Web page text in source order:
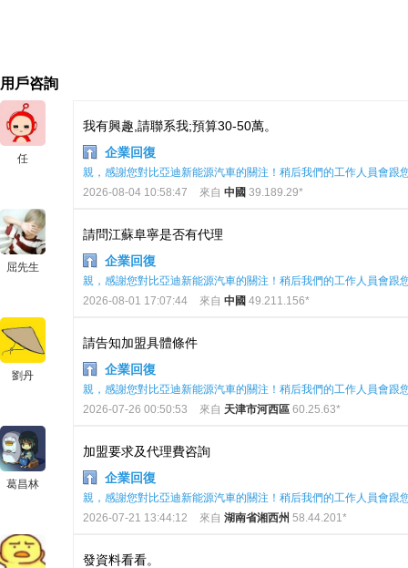
用戶咨詢
任
我有興趣,請聯系我;預算30-50萬。
企業回復
親，感謝您對比亞迪新能源汽車的關注！稍后我們的工作人員會跟
2026-08-04 10:58:47
來自 中國 39.189.29*
屈先生
請問江蘇阜寧是否有代理
企業回復
親，感謝您對比亞迪新能源汽車的關注！稍后我們的工作人員會跟
2026-08-01 17:07:44
來自 中國 49.211.156*
劉丹
請告知加盟具體條件
企業回復
親，感謝您對比亞迪新能源汽車的關注！稍后我們的工作人員會跟
2026-07-26 00:50:53
來自 天津市河西區 60.25.63*
葛昌林
加盟要求及代理費咨詢
企業回復
親，感謝您對比亞迪新能源汽車的關注！稍后我們的工作人員會跟
2026-07-21 13:44:12
來自 湖南省湘西州 58.44.201*
發資料看看。